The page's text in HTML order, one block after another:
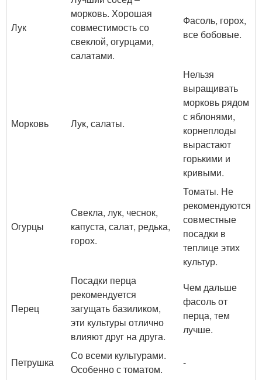
Лук
морковь. Хорошая
совместимость со
свеклой, огурцами,
салатами.
Фасоль, горох,
все бобовые.
Морковь Лук, салаты.
Нельзя
выращивать
морковь рядом
с яблонями,
корнеплоды
вырастают
горькими и
кривыми.
Огурцы
Свекла, лук, чеснок,
капуста, салат, редька,
горох.
Томаты. Не
рекомендуются
совместные
посадки в
теплице этих
культур.
Перец
Посадки перца
рекомендуется
загущать базиликом,
эти культуры отлично
влияют друг на друга.
Чем дальше
фасоль от
перца, тем
лучше.
Петрушка
Со всеми культурами.
Особенно с томатом.
-